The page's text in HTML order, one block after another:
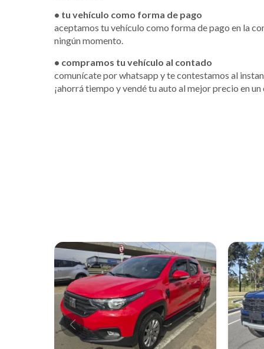
• tu vehículo como forma de pago
aceptamos tu vehículo como forma de pago en la
ningún momento.
• compramos tu vehículo al contado
comunícate por whatsapp y te contestamos al
¡ahorrá tiempo y vendé tu auto al mejor precio en